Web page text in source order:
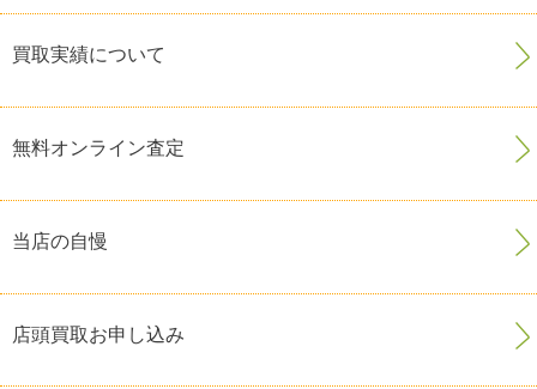
買取実績について
無料オンライン査定
当店の自慢
店頭買取お申し込み